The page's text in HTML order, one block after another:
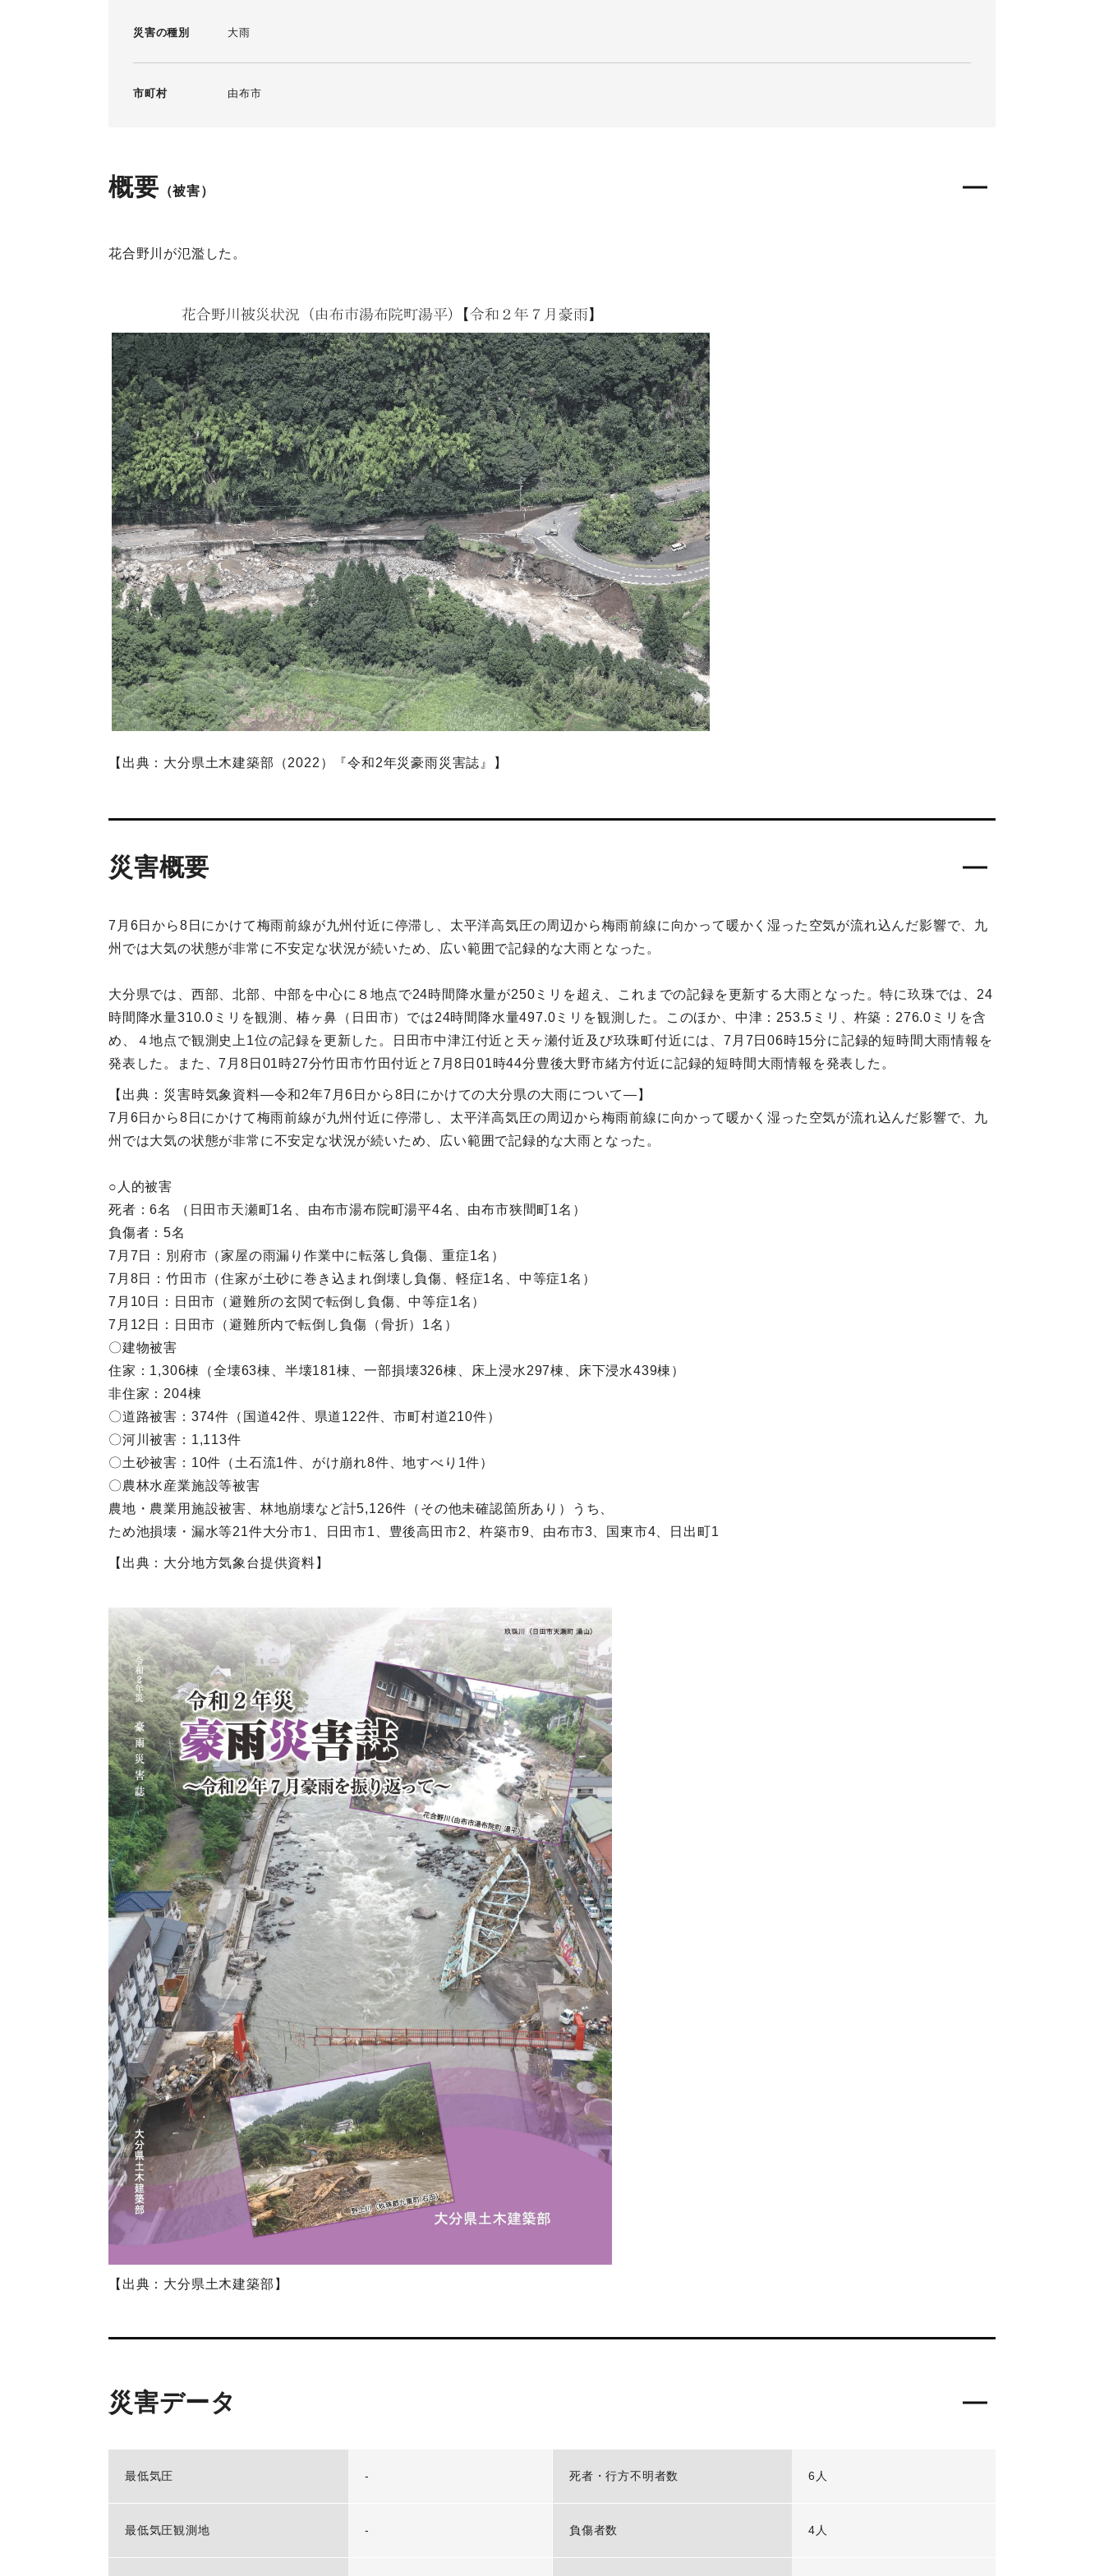
災害の種別 大雨
市町村 由布市
概要 （被害）
花合野川が氾濫した。
【出典：大分県土木建築部（2022）『令和2年災豪雨災害誌』】
災害概要
7月6日から8日にかけて梅雨前線が九州付近に停滞し、太平洋高気圧の周辺から梅雨前線に向かって暖かく湿った空気が流れ込んだ影響で、九
州では大気の状態が非常に不安定な状況が続いため、広い範囲で記録的な大雨となった。
大分県では、西部、北部、中部を中心に８地点で24時間降水量が250ミリを超え、これまでの記録を更新する大雨となった。特に玖珠では、24
時間降水量310.0ミリを観測、椿ヶ鼻（日田市）では24時間降水量497.0ミリを観測した。このほか、中津：253.5ミリ、杵築：276.0ミリを含
め、４地点で観測史上1位の記録を更新した。日田市中津江付近と天ヶ瀬付近及び玖珠町付近には、7月7日06時15分に記録的短時間大雨情報を
発表した。また、7月8日01時27分竹田市竹田付近と7月8日01時44分豊後大野市緒方付近に記録的短時間大雨情報を発表した。
【出典：災害時気象資料―令和2年7月6日から8日にかけての大分県の大雨について―】
7月6日から8日にかけて梅雨前線が九州付近に停滞し、太平洋高気圧の周辺から梅雨前線に向かって暖かく湿った空気が流れ込んだ影響で、九
州では大気の状態が非常に不安定な状況が続いため、広い範囲で記録的な大雨となった。
○人的被害
死者：6名 （日田市天瀬町1名、由布市湯布院町湯平4名、由布市狭間町1名）
負傷者：5名
7月7日：別府市（家屋の雨漏り作業中に転落し負傷、重症1名）
7月8日：竹田市（住家が土砂に巻き込まれ倒壊し負傷、軽症1名、中等症1名）
7月10日：日田市（避難所の玄関で転倒し負傷、中等症1名）
7月12日：日田市（避難所内で転倒し負傷（骨折）1名）
〇建物被害
住家：1,306棟（全壊63棟、半壊181棟、一部損壊326棟、床上浸水297棟、床下浸水439棟）
非住家：204棟
〇道路被害：374件（国道42件、県道122件、市町村道210件）
〇河川被害：1,113件
〇土砂被害：10件（土石流1件、がけ崩れ8件、地すべり1件）
〇農林水産業施設等被害
農地・農業用施設被害、林地崩壊など計5,126件（その他未確認箇所あり）うち、
ため池損壊・漏水等21件大分市1、日田市1、豊後高田市2、杵築市9、由布市3、国東市4、日出町1
【出典：大分地方気象台提供資料】
【出典：大分県土木建築部】
災害データ
最低気圧 -
最低気圧観測地 -
死者・行方不明者数 6人
負傷者数 4人